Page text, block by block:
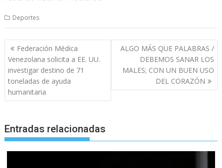
Deportes
Navegación
de
entradas
Federación Médica
Venezolana solicita a EE. UU.
investigar destino de 71
toneladas de ayuda
humanitaria
ALGO MÁS QUE PALABRAS /
DEBEMOS SANAR LOS
MALES; CON UN BUEN USO
DEL CORAZÓN
Entradas relacionadas